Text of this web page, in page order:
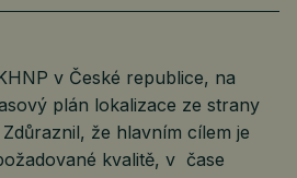
v České republice, na
plán lokalizace ze strany
že hlavním cílem je
kvalitě, v čase